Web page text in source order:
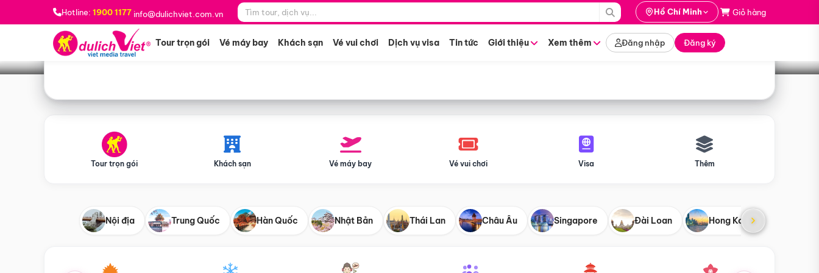
Hotline: 1900 1177 info@dulichviet.com.vn Hồ Chí Minh Giỏ hàng
Tour trọn gói Vé máy bay Khách sạn Vé vui chơi Dịch vụ visa Tin tức Giới thiệu Xem thêm Đăng nhập Đăng ký
Bạn muốn đi đâu? *
Tìm tour
Tour trọn gói Khách sạn Vé máy bay Vé vui chơi Visa Thêm
Nội địa Trung Quốc Hàn Quốc Nhật Bản Thái Lan Châu Âu Singapore Đài Loan Hong Kong